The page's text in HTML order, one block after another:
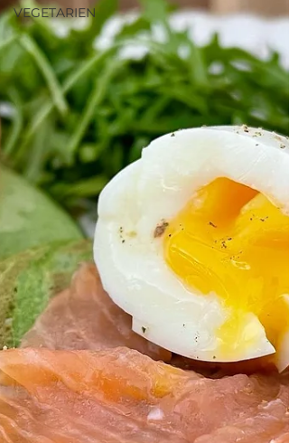
VEGETARIEN